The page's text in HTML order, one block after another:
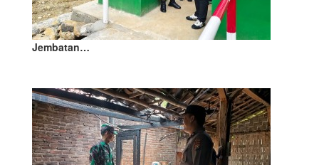
Jembatan…